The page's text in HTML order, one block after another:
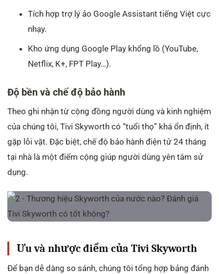
Tích hợp trợ lý ảo Google Assistant tiếng Việt cực
nhạy.
Kho ứng dụng Google Play khổng lồ (YouTube,
Netflix, K+, FPT Play…).
Độ bền và chế độ bảo hành
Theo ghi nhận từ cộng đồng người dùng và kinh nghiệm
của chúng tôi, Tivi Skyworth có “tuổi thọ” khá ổn định, ít
gặp lỗi vặt. Đặc biệt, chế độ bảo hành điện tử 24 tháng
tại nhà là một điểm cộng giúp người dùng yên tâm sử
dụng.
Ưu và nhược điểm của Tivi Skyworth
Để bạn dễ dàng so sánh, chúng tôi tổng hợp bảng đánh